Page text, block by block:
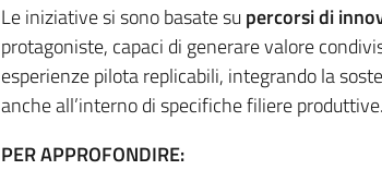
Le iniziative si sono basate su percorsi di
protagoniste, capaci di generare valore
esperienze pilota replicabili, integrando la
anche all’interno di specifiche filiere produttive.
PER APPROFONDIRE: